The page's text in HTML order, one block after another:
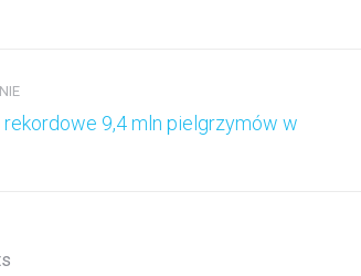
rekordowe 9,4 mln pielgrzymów w